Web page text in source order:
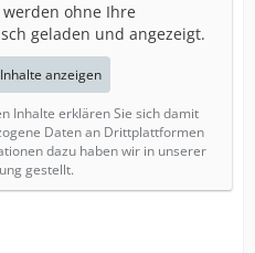
ohne Ihre
geladen und angezeigt.
anzeigen
Inhalte erklären Sie sich damit
Daten an Drittplattformen
dazu haben wir in unserer
gestellt.